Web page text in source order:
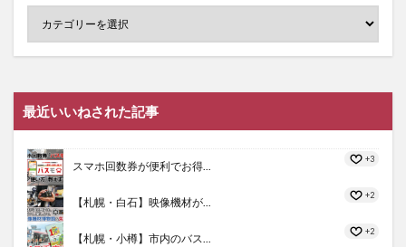
最近いいねされた記事
スマホ回数券が便利でお得...
+3
【札幌・白石】映像機材が...
+2
【札幌・小樽】市内のバス...
+2